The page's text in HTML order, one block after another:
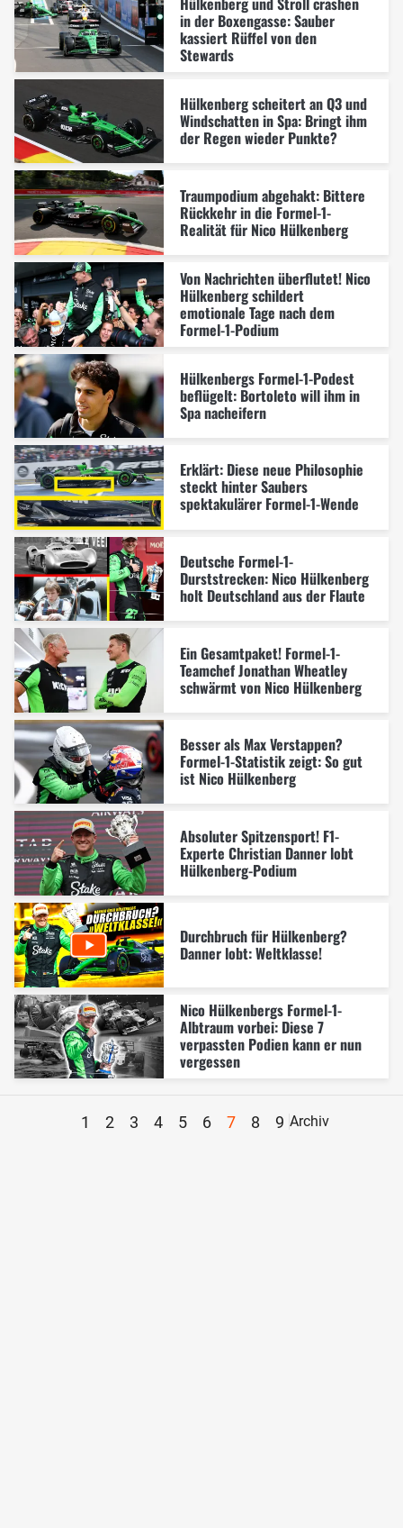
in der Boxengasse: Sauber
kassiert Rüffel von den
Stewards
Hülkenberg scheitert an Q3 und
Windschatten in Spa: Bringt ihm
der Regen wieder Punkte?
Traumpodium abgehakt: Bittere
Rückkehr in die Formel-1-
Realität für Nico Hülkenberg
Von Nachrichten überflutet! Nico
Hülkenberg schildert
emotionale Tage nach dem
Formel-1-Podium
Hülkenbergs Formel-1-Podest
beflügelt: Bortoleto will ihm in
Spa nacheifern
Erklärt: Diese neue Philosophie
steckt hinter Saubers
spektakulärer Formel-1-Wende
Deutsche Formel-1-
Durststrecken: Nico Hülkenberg
holt Deutschland aus der Flaute
Ein Gesamtpaket! Formel-1-
Teamchef Jonathan Wheatley
schwärmt von Nico Hülkenberg
Besser als Max Verstappen?
Formel-1-Statistik zeigt: So gut
ist Nico Hülkenberg
Absoluter Spitzensport! F1-
Experte Christian Danner lobt
Hülkenberg-Podium
Durchbruch für Hülkenberg?
Danner lobt: Weltklasse!
Nico Hülkenbergs Formel-1-
Albtraum vorbei: Diese 7
verpassten Podien kann er nun
vergessen
1 2 3 4 5 6 7 8 9 Archiv